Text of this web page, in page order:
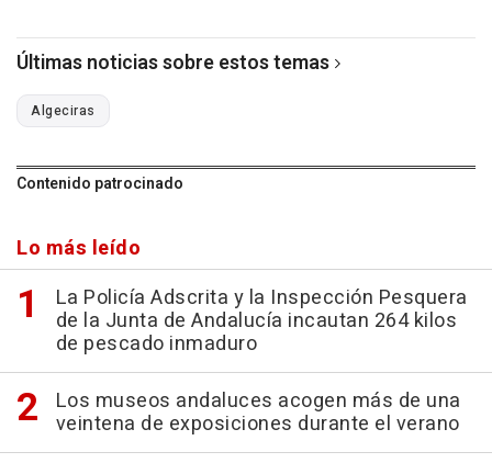
Últimas noticias sobre estos temas
Algeciras
Contenido patrocinado
Lo más leído
La Policía Adscrita y la Inspección Pesquera
de la Junta de Andalucía incautan 264 kilos
de pescado inmaduro
Los museos andaluces acogen más de una
veintena de exposiciones durante el verano